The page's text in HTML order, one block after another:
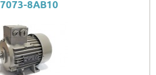
8AB10